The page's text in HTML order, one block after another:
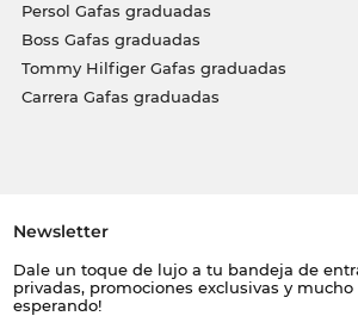
Persol Gafas graduadas
Boss Gafas graduadas
Tommy Hilfiger Gafas graduadas
Carrera Gafas graduadas
Newsletter
Dale un toque de lujo a tu bandeja de
privadas, promociones exclusivas y
esperando!